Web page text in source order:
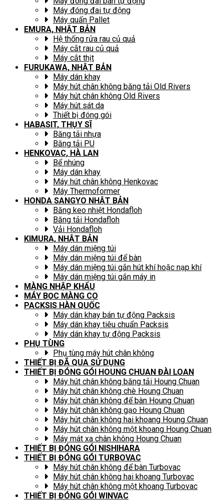
Máy đóng đai tự động
Máy quấn Pallet
EMURA, NHẬT BẢN
Hệ thống rửa rau củ quả
Máy cắt rau củ quả
Máy cắt thịt
FURUKAWA, NHẬT BẢN
Máy dán khay
Máy hút chân không băng tải Old Rivers
Máy hút chân không Old Rivers
Máy hút sát da
Thiết bị đóng gói
HABASIT, THỤY SĨ
Băng tải nhựa
Băng tải PU
HENKOVAC, HÀ LAN
Bể nhúng
Máy dán khay
Máy hút chân không Henkovac
Máy Thermoformer
HONDA SANGYO NHẬT BẢN
Băng keo nhiệt Hondafloh
Băng tải Hondafloh
Vải Hondafloh
KIMURA, NHẬT BẢN
Máy dán miệng túi
Máy dán miệng túi để bàn
Máy dán miệng túi gắn hút khí hoặc nạp khí
Máy dán miệng túi gắn máy in
MÀNG NHẬP KHẨU
MÁY BỌC MÀNG CO
PACKSIS HÀN QUỐC
Máy dán khay bán tự động Packsis
Máy dán khay tiêu chuẩn Packsis
Máy dán khay tự động Packsis
PHỤ TÙNG
Phụ tùng máy hút chân không
THIẾT BỊ ĐÃ QUA SỬ DỤNG
THIẾT BỊ ĐÓNG GÓI HOUNG CHUAN ĐÀI LOAN
Máy hút chân không băng tải Houng Chuan
Máy hút chân không chè Houng Chuan
Máy hút chân không để bàn Houng Chuan
Máy hút chân không gạo Houng Chuan
Máy hút chân không hai khoang Houng Chuan
Máy hút chân không một khoang Houng Chuan
Máy mát xa chân không Houng Chuan
THIẾT BỊ ĐÓNG GÓI NISHIHARA
THIẾT BỊ ĐÓNG GÓI TURBOVAC
Máy hút chân không để bàn Turbovac
Máy hút chân không hai khoang Turbovac
Máy hút chân không một khoang Turbovac
THIẾT BỊ ĐÓNG GÓI WINVAC